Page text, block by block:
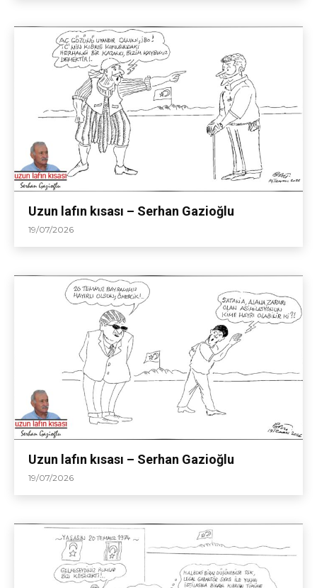
Uzun lafın kısası – Serhan Gazioğlu
19/07/2026
Uzun lafın kısası – Serhan Gazioğlu
19/07/2026